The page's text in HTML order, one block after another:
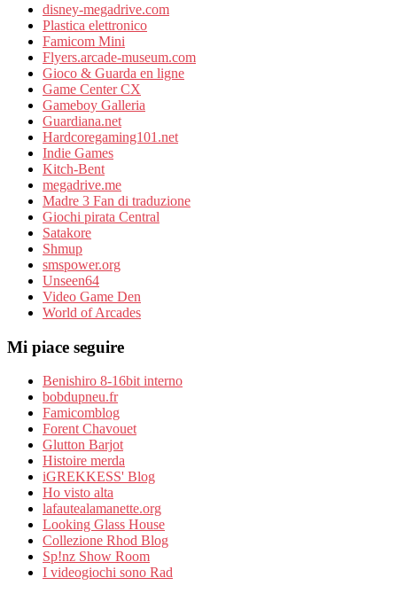
disney-megadrive.com
Plastica elettronico
Famicom Mini
Flyers.arcade-museum.com
Gioco & Guarda en ligne
Game Center CX
Gameboy Galleria
Guardiana.net
Hardcoregaming101.net
Indie Games
Kitch-Bent
megadrive.me
Madre 3 Fan di traduzione
Giochi pirata Central
Satakore
Shmup
smspower.org
Unseen64
Video Game Den
World of Arcades
Mi piace seguire
Benishiro 8-16bit interno
bobdupneu.fr
Famicomblog
Forent Chavouet
Glutton Barjot
Histoire merda
iGREKKESS' Blog
Ho visto alta
lafautealamanette.org
Looking Glass House
Collezione Rhod Blog
Sp!nz Show Room
I videogiochi sono Rad